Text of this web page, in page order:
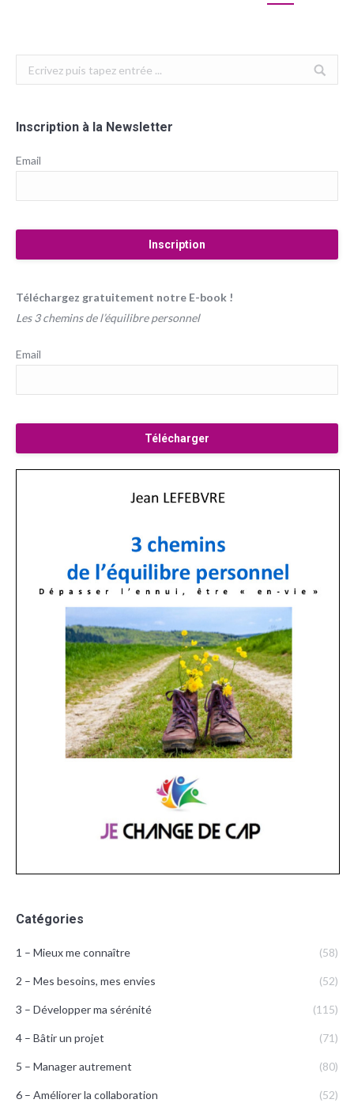
Search:
Inscription à la Newsletter
Email
Téléchargez gratuitement notre E-book !
Les 3 chemins de l’équilibre personnel
Email
Catégories
1 – Mieux me connaître (58)
2 – Mes besoins, mes envies (52)
3 – Développer ma sérénité (115)
4 – Bâtir un projet (71)
5 – Manager autrement (80)
6 – Améliorer la collaboration (52)